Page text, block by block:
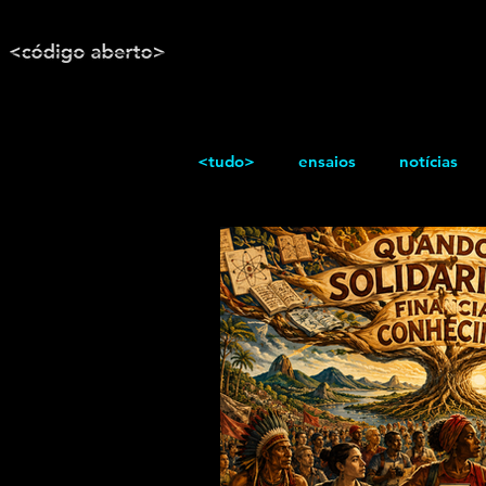
<tudo> ensaios notícias
reportagem Texto /